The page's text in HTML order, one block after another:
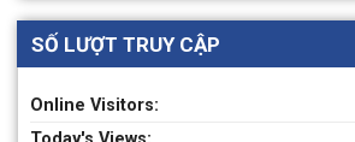
HÀNH TRÌNH TÌM VỀ ĐỊA CHỈ ĐỎ
ƠN ĐÁP NGHĨA NĂM 2024 CỦA
SỐ LƯỢT TRUY CẬP
Online Visitors: